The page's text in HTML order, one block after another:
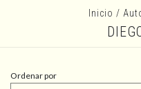
Inicio /
Ordenar por